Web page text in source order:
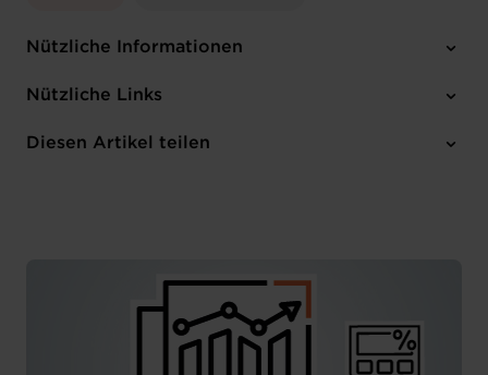
Nützliche Informationen
Mittwoch 20 Mai 2026
Online Workshop
Nützliche Links
Anmelden
Diesen Artikel teilen